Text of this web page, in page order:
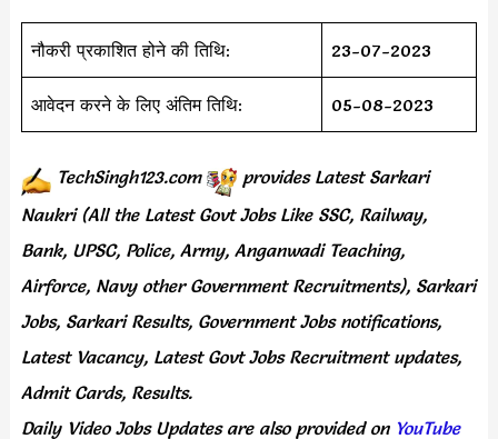
नौकरी प्रकाशित होने की तिथि: 23-07-2023
आवेदन करने के लिए अंतिम तिथि: 05-08-2023
TechSingh123.com provides Latest Sarkari
Naukri (All the Latest Govt Jobs Like SSC, Railway,
Bank, UPSC, Police, Army, Anganwadi Teaching,
Airforce, Navy other Government Recruitments), Sarkari
Jobs, Sarkari Results, Government Jobs notifications,
Latest Vacancy, Latest Govt Jobs Recruitment updates,
Admit Cards, Results.
Daily Video Jobs Updates are also provided onYouTube